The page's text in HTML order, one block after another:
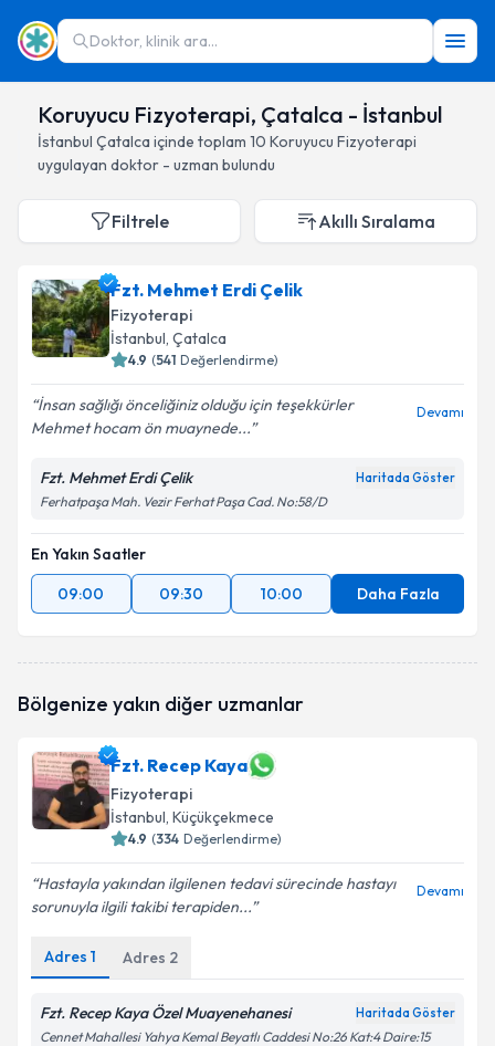
Doktor, klinik ara...
Koruyucu Fizyoterapi, Çatalca - İstanbul
İstanbul Çatalca içinde toplam 10 Koruyucu Fizyoterapi
uygulayan doktor - uzman bulundu
Filtrele Akıllı Sıralama
Fzt. Mehmet Erdi Çelik
Fizyoterapi
İstanbul, Çatalca
4.9 (541 Değerlendirme)
İnsan sağlığı önceliğiniz olduğu için teşekkürler
Mehmet hocam ön muaynede...
Devamı
Fzt. Mehmet Erdi Çelik Haritada Göster
Ferhatpaşa Mah. Vezir Ferhat Paşa Cad. No:58/D
En Yakın Saatler
09:00
09:30 10:00 Daha Fazla
Bölgenize yakın diğer uzmanlar
Fzt. Recep Kaya
Fizyoterapi
İstanbul, Küçükçekmece
4.9 (334 Değerlendirme)
Hastayla yakından ilgilenen tedavi sürecinde hastayı
sorunuyla ilgili takibi terapiden...
Devamı
Adres 1 Adres 2
Fzt. Recep Kaya Özel Muayenehanesi Haritada Göster
Cennet Mahallesi Yahya Kemal Beyatlı Caddesi No:26 Kat:4 Daire:15